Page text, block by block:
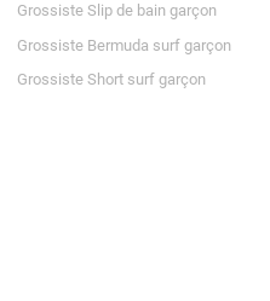
Grossiste Slip de bain garçon
Grossiste Bermuda surf garçon
Grossiste Short surf garçon